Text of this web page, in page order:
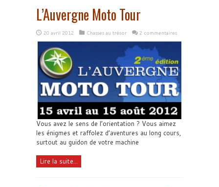
L’Auvergne Moto Tour
20 avril 2012 Chasses au trésor 2 commentaires
Vous avez le sens de l’orientation ? Vous aimez
les énigmes et raffolez d’aventures au long cours,
surtout au guidon de votre machine
Lire la suite...